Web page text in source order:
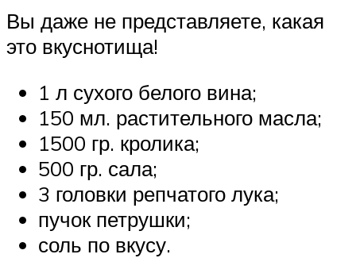
Вы даже не представляете, какая
это вкуснотища!
1 л сухого белого вина;
150 мл. растительного масла;
1500 гр. кролика;
500 гр. сала;
3 головки репчатого лука;
пучок петрушки;
соль по вкусу.